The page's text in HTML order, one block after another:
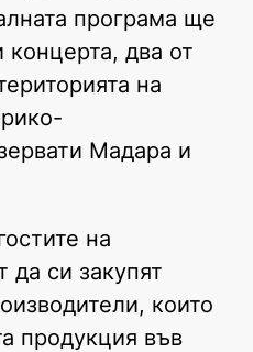
програма ще
концерта, два от
на
Мадара и
на
да си закупят
които
продукция във